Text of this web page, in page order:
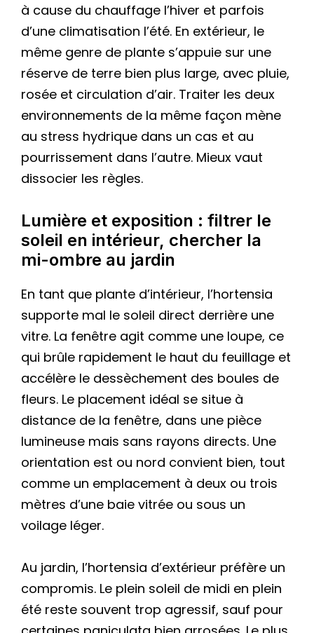
à cause du chauffage l’hiver et parfois
d’une climatisation l’été. En extérieur, le
même genre de plante s’appuie sur une
réserve de terre bien plus large, avec pluie,
rosée et circulation d’air. Traiter les deux
environnements de la même façon mène
au stress hydrique dans un cas et au
pourrissement dans l’autre. Mieux vaut
dissocier les règles.
Lumière et exposition : filtrer le
soleil en intérieur, chercher la
mi-ombre au jardin
En tant que plante d’intérieur, l’hortensia
supporte mal le soleil direct derrière une
vitre. La fenêtre agit comme une loupe, ce
qui brûle rapidement le haut du feuillage et
accélère le dessèchement des boules de
fleurs. Le placement idéal se situe à
distance de la fenêtre, dans une pièce
lumineuse mais sans rayons directs. Une
orientation est ou nord convient bien, tout
comme un emplacement à deux ou trois
mètres d’une baie vitrée ou sous un
voilage léger.
Au jardin, l’hortensia d’extérieur préfère un
compromis. Le plein soleil de midi en plein
été reste souvent trop agressif, sauf pour